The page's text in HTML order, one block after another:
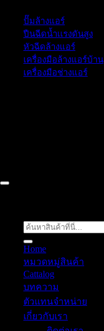
ปั๊มล้างแอร์
ปืนฉีดน้ำเเรงดันสูง
หัวฉีดล้างแอร์
เครื่องมือล้างแอร์บ้าน
เครื่องมือช่างแอร์
Home
หมวดหมู่สินค้า
Cattalog
บทความ
ตัวแทนจำหน่าย
เกี่ยวกับเรา